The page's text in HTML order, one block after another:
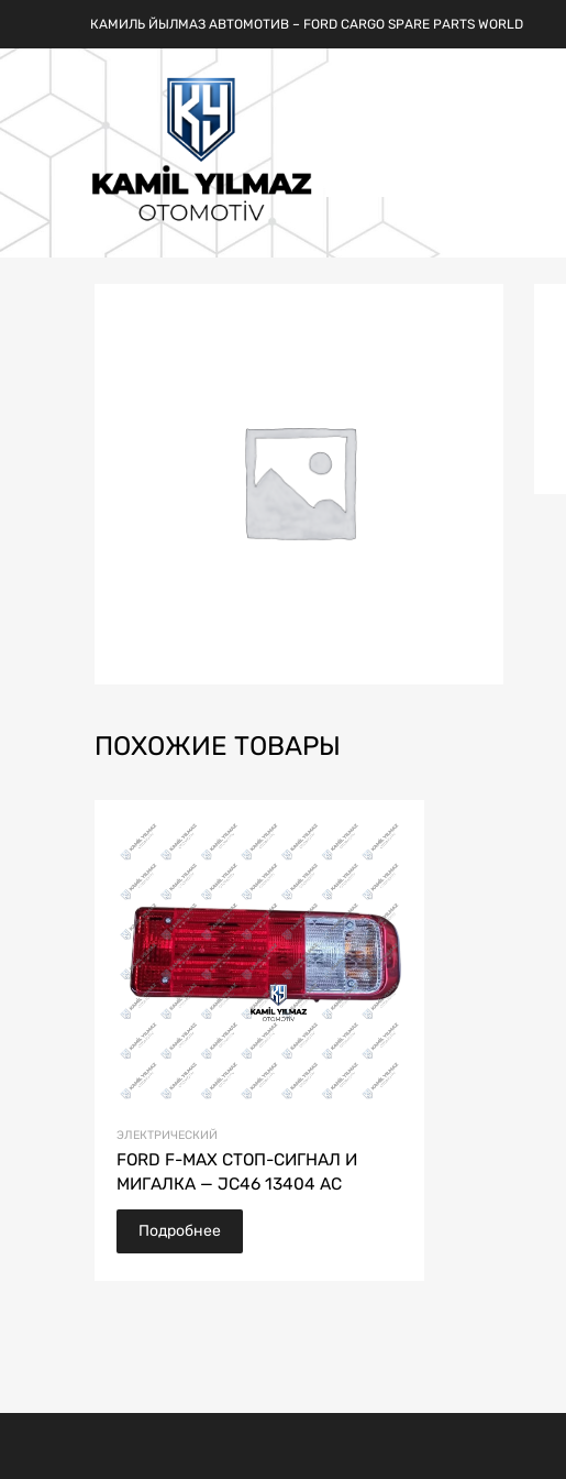
КАМИЛЬ ЙЫЛМАЗ АВТОМОТИВ – FORD CARGO SPARE PARTS WORLD
ПОХОЖИЕ ТОВАРЫ
ЭЛЕКТРИЧЕСКИЙ
FORD F-MAX СТОП-СИГНАЛ И
МИГАЛКА — JC46 13404 AC
Подробнее